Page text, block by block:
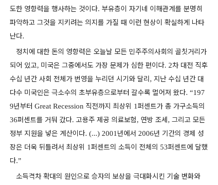
도한 영향력을 행사하는 것이다. 부유층이 자기네 이해관계를 분명히
파악하고 그것을 지키려는 의지를 가질 때 이런 현상이 확실하게 나타
난다.
정치에 대한 돈의 영향력은 오늘날 모든 민주주의사회의 골칫거리가
되어 있고, 미국은 그중에서도 가장 문제가 심한 편이다. 2차 대전 직후
수십 년간 사회 전체가 번영을 누리던 시기와 달리, 지난 수십 년간 대
다수 미국인은 극소수의 초부유층으로부터 갈수록 멀어져 왔다. “197
9년부터 Great Recession 직전까지 최상위 1퍼센트가 총 가구소득의
36퍼센트를 거둬 갔다. 고용주 제공 의료보험, 연방 조세, 그리고 모든
정부 지원을 넣은 계산이다. (...) 2001 년에서 2006년 기간의 경제 성
장은 더욱 뒤틀려서 최상위 1퍼센트의 소득이 전체의 53퍼센트에 달했
다.”
소득격차 확대의 원인으로 승자의 보상을 극대화시킨 기술 변화와